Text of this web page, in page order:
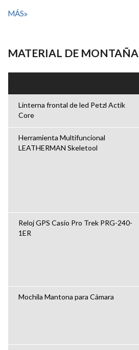
MÁS
MATERIAL DE MONTAÑA
Linterna frontal de led Petzl Actik
Core
Herramienta Multifuncional
LEATHERMAN Skeletool
Reloj GPS Casio Pro Trek PRG-240-
1ER
Mochila Mantona para Cámara